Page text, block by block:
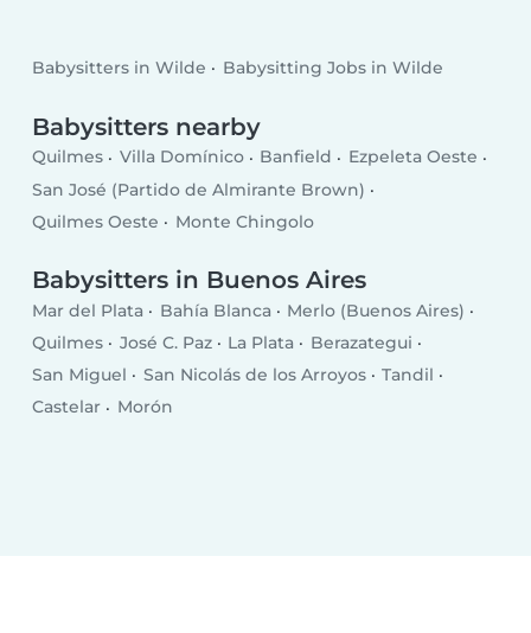
Babysitters in Wilde Babysitting Jobs in Wilde
Babysitters nearby
Quilmes Villa Domínico Banfield
Ezpeleta Oeste
San José (Partido de Almirante Brown)
Quilmes Oeste
Monte Chingolo
Babysitters in Buenos Aires
Mar del Plata Bahía Blanca
Merlo (Buenos Aires)
Quilmes
José C. Paz La Plata
Berazategui
San Miguel
San Nicolás de los Arroyos
Tandil
Castelar
Morón